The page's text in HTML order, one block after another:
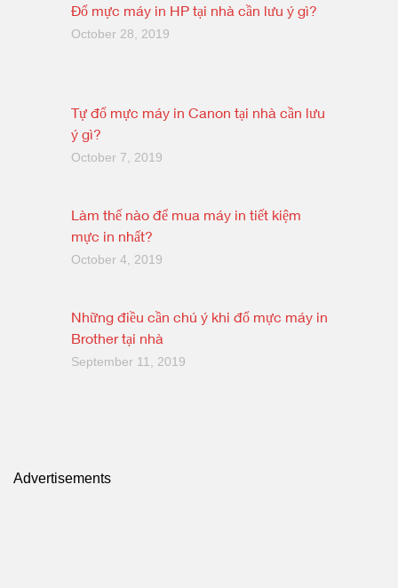
Đổ mực máy in HP tại nhà cần lưu ý gì?
October 28, 2019
Tự đổ mực máy in Canon tại nhà cần lưu
ý gì?
October 7, 2019
Làm thế nào để mua máy in tiết kiệm
mực in nhất?
October 4, 2019
Những điều cần chú ý khi đổ mực máy in
Brother tại nhà
September 11, 2019
Advertisements